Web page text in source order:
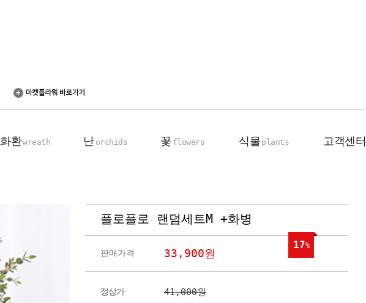
화환wreath 난 orchids 꽃 flowers 식물 plants 고객센터
기업회원전용
동양란
서양란
꽃다발
꽃바구니
장미100송이
탁상용 화분
관엽 식물
포토리뷰
플로플로 랜덤세트M +화병
판매가격 33,900원
17%
정상가 41,000원